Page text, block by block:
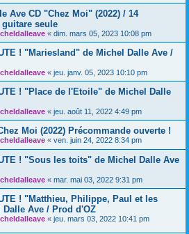
Ave CD "Chez Moi" (2022) / 14
seule
« dim. mars 05, 2023 10:08 pm
! "Mariesland" de Michel Dalle Ave /
« jeu. janv. 05, 2023 10:10 pm
! "Place de l'Etoile" de Michel Dalle
« jeu. août 11, 2022 4:49 pm
Moi (2022) Précommande ouverte !
« ven. juin 24, 2022 8:34 pm
! "Sous les toits" de Michel Dalle Ave
« mar. mai 03, 2022 9:31 pm
! "Matthieu, Philippe, Paul et les
Ave / Prod d'OZ
« jeu. mars 03, 2022 10:41 pm